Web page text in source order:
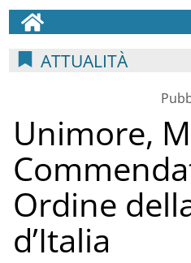
ATTUALITÀ
Unimore,
Ordine
d’Italia